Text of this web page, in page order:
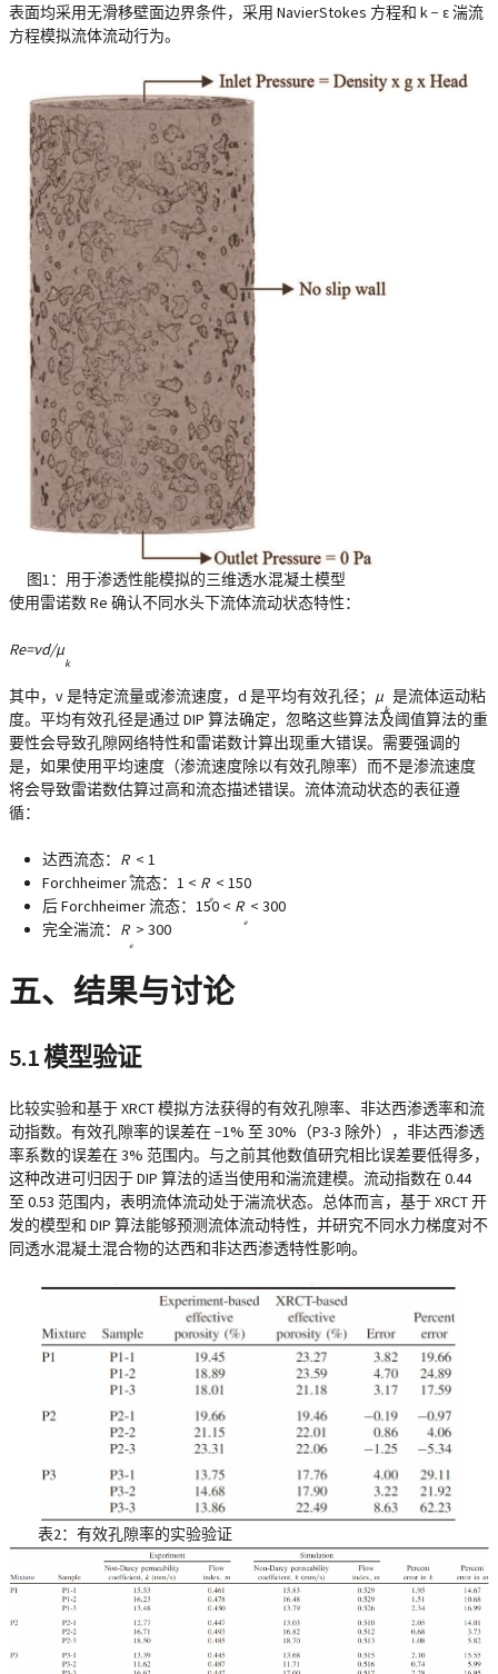
表面均采用无滑移壁面边界条件，采用 NavierStokes 方程和 k − ε 湍流
方程模拟流体流动行为。
图1：用于渗透性能模拟的三维透水混凝土模型
使用雷诺数 Re 确认不同水头下流体流动状态特性：
Re=νd/μ
k
其中，v 是特定流量或渗流速度，d 是平均有效孔径； μ
k
是流体运动粘
度。平均有效孔径是通过 DIP 算法确定，忽略这些算法及阈值算法的重
要性会导致孔隙网络特性和雷诺数计算出现重大错误。需要强调的
是，如果使用平均速度（渗流速度除以有效孔隙率）而不是渗流速度
将会导致雷诺数估算过高和流态描述错误。流体流动状态的表征遵
循：
达西流态： R
e
< 1
Forchheimer 流态：1 < R
e
< 150
后 Forchheimer 流态：150 < R
e
< 300
完全湍流： R
e
> 300
五、结果与讨论
5.1 模型验证
比较实验和基于 XRCT 模拟方法获得的有效孔隙率、非达西渗透率和流
动指数。有效孔隙率的误差在 −1% 至 30%（P3-3 除外），非达西渗透
率系数的误差在 3% 范围内。与之前其他数值研究相比误差要低得多，
这种改进可归因于 DIP 算法的适当使用和湍流建模。流动指数在 0.44
至 0.53 范围内，表明流体流动处于湍流状态。总体而言，基于 XRCT 开
发的模型和 DIP 算法能够预测流体流动特性，并研究不同水力梯度对不
同透水混凝土混合物的达西和非达西渗透特性影响。
表2：有效孔隙率的实验验证